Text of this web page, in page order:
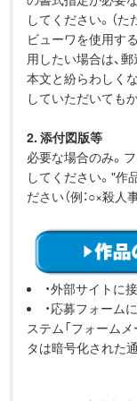
してください。（
ビューワを使用す
用したい場合は、郵
本文と紛らわしく
していただいても
2. 添付図版等
必要な場合のみ。
してください。"作
ださい（例：○×殺人
・外部サイトに
・応募フォーム
ステム「フォーム
タは暗号化された